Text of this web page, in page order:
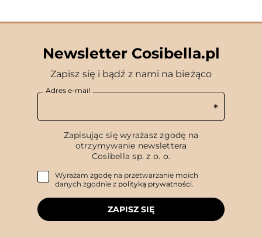
Newsletter Cosibella.pl
Zapisz się i bądź z nami na bieżąco
Adres e-mail
Zapisując się wyrażasz zgodę na
otrzymywanie newslettera
Cosibella sp. z o. o.
Wyrażam zgodę na przetwarzanie moich
danych zgodnie z polityką prywatności.
ZAPISZ SIĘ